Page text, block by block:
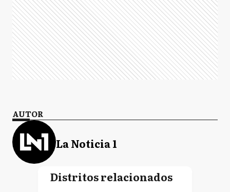
AUTOR
La Noticia 1
Distritos relacionados